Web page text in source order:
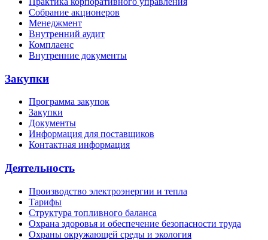
Собрание акционеров
Менеджмент
Внутренний аудит
Комплаенс
Внутренние документы
Закупки
Программа закупок
Закупки
Документы
Информация для поставщиков
Контактная информация
Деятельность
Производство электроэнергии и тепла
Тарифы
Структура топливного баланса
Охрана здоровья и обеспечение безопасности труда
Охраны окружающей среды и экология